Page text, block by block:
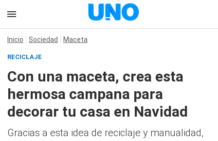
Inicio Sociedad Maceta
RECICLAJE
Con una maceta, crea esta
hermosa campana para
decorar tu casa en Navidad
Gracias a esta idea de reciclaje y manualidad,